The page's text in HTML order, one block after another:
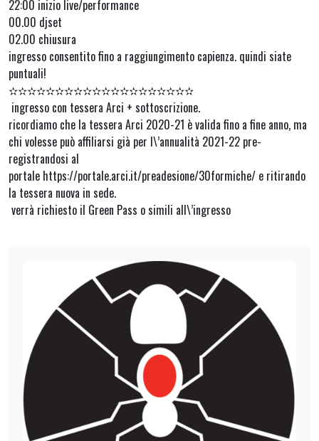
22:00 inizio live/performance
00.00 djset
02.00 chiusura
ingresso consentito fino a raggiungimento capienza. quindi siate
puntuali!
✫✫✫✫✫✫✫✫✫✫✫✫✫✫✫✫✫✫✫✫
ingresso con tessera Arci + sottoscrizione.
ricordiamo che la tessera Arci 2020-21 è valida fino a fine anno, ma
chi volesse può affiliarsi già per l\’annualità 2021-22 pre-
registrandosi al
portale https://portale.arci.it/preadesione/30formiche/ e ritirando
la tessera nuova in sede.
verrà richiesto il Green Pass o simili all\’ingresso